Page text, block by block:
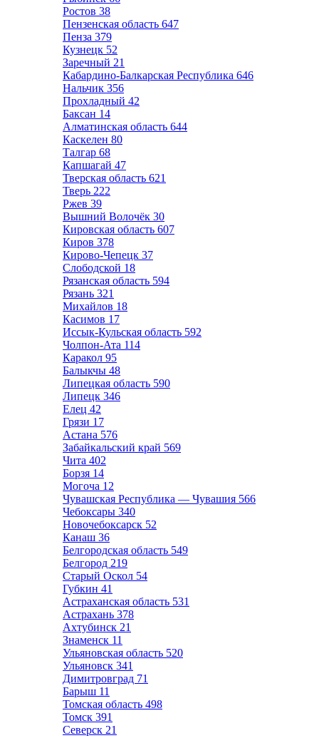
Ростов 38
Пензенская область 647
Пенза 379
Кузнецк 52
Заречный 21
Кабардино-Балкарская Республика 646
Нальчик 356
Прохладный 42
Баксан 14
Алматинская область 644
Каскелен 80
Талгар 68
Капшагай 47
Тверская область 621
Тверь 222
Ржев 39
Вышний Волочёк 30
Кировская область 607
Киров 378
Кирово-Чепецк 37
Слободской 18
Рязанская область 594
Рязань 321
Михайлов 18
Касимов 17
Иссык-Кульская область 592
Чолпон-Ата 114
Каракол 95
Балыкчы 48
Липецкая область 590
Липецк 346
Елец 42
Грязи 17
Астана 576
Забайкальский край 569
Чита 402
Борзя 14
Могоча 12
Чувашская Республика — Чувашия 566
Чебоксары 340
Новочебоксарск 52
Канаш 36
Белгородская область 549
Белгород 219
Старый Оскол 54
Губкин 41
Астраханская область 531
Астрахань 378
Ахтубинск 21
Знаменск 11
Ульяновская область 520
Ульяновск 341
Димитровград 71
Барыш 11
Томская область 498
Томск 391
Северск 21